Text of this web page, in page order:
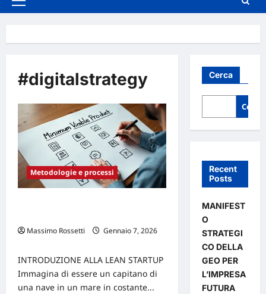
Menu
#digitalstrategy
Metodologie e processi
Massimo Rossetti
Gennaio 7, 2026
INTRODUZIONE ALLA LEAN STARTUP
Immagina di essere un capitano di
una nave in un mare in costante...
Cerca
Cerca
Recent
Posts
MANIFEST
O
STRATEGI
CO DELLA
GEO PER
L’IMPRESA
FUTURA